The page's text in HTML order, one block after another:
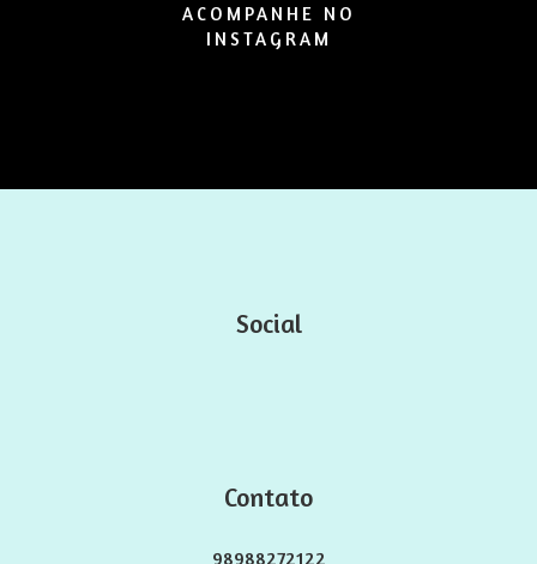
ACOMPANHE NO
INSTAGRAM
Social
Contato
98988272122